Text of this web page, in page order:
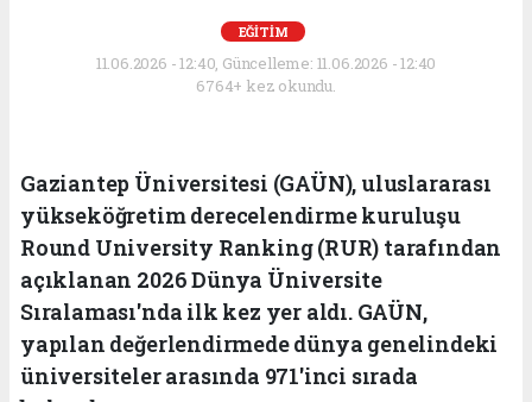
EĞİTİM
11.06.2026 - 12:40, Güncelleme: 11.06.2026 - 12:40
6764+ kez okundu.
Gaziantep Üniversitesi (GAÜN), uluslararası
yükseköğretim derecelendirme kuruluşu
Round University Ranking (RUR) tarafından
açıklanan 2026 Dünya Üniversite
Sıralaması'nda ilk kez yer aldı. GAÜN,
yapılan değerlendirmede dünya genelindeki
üniversiteler arasında 971'inci sırada